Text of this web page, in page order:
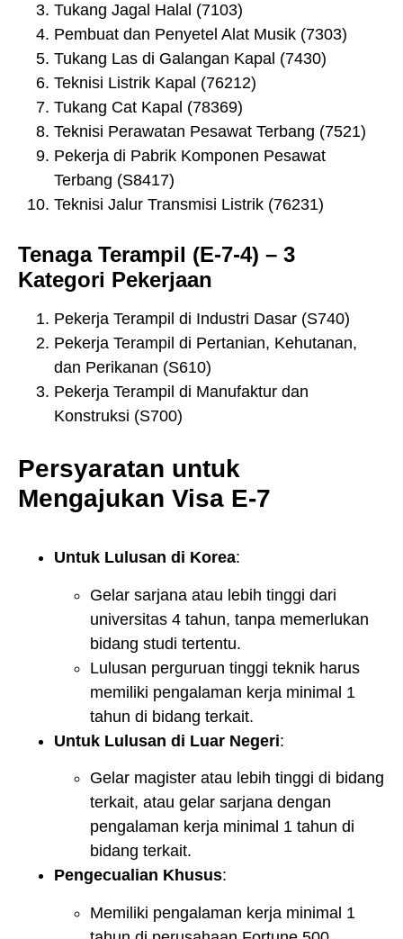
Tukang Jagal Halal (7103)
Pembuat dan Penyetel Alat Musik (7303)
Tukang Las di Galangan Kapal (7430)
Teknisi Listrik Kapal (76212)
Tukang Cat Kapal (78369)
Teknisi Perawatan Pesawat Terbang (7521)
Pekerja di Pabrik Komponen Pesawat
Terbang (S8417)
Teknisi Jalur Transmisi Listrik (76231)
Tenaga Terampil (E-7-4) – 3
Kategori Pekerjaan
Pekerja Terampil di Industri Dasar (S740)
Pekerja Terampil di Pertanian, Kehutanan,
dan Perikanan (S610)
Pekerja Terampil di Manufaktur dan
Konstruksi (S700)
Persyaratan untuk
Mengajukan Visa E-7
Untuk Lulusan di Korea:
Gelar sarjana atau lebih tinggi dari
universitas 4 tahun, tanpa memerlukan
bidang studi tertentu.
Lulusan perguruan tinggi teknik harus
memiliki pengalaman kerja minimal 1
tahun di bidang terkait.
Untuk Lulusan di Luar Negeri:
Gelar magister atau lebih tinggi di bidang
terkait, atau gelar sarjana dengan
pengalaman kerja minimal 1 tahun di
bidang terkait.
Pengecualian Khusus:
Memiliki pengalaman kerja minimal 1